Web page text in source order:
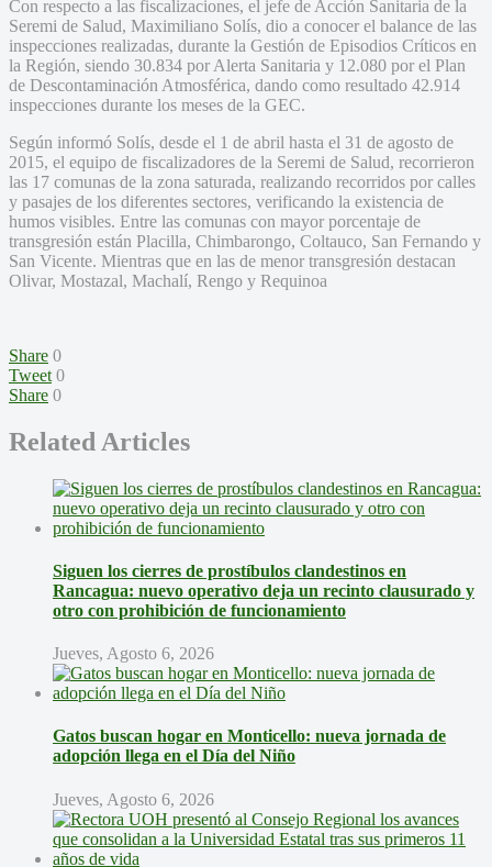
Con respecto a las fiscalizaciones, el jefe de Acción Sanitaria de la
Seremi de Salud, Maximiliano Solís, dio a conocer el balance de las
inspecciones realizadas, durante la Gestión de Episodios Críticos en
la Región, siendo 30.834 por Alerta Sanitaria y 12.080 por el Plan
de Descontaminación Atmosférica, dando como resultado 42.914
inspecciones durante los meses de la GEC.
Según informó Solís, desde el 1 de abril hasta el 31 de agosto de
2015, el equipo de fiscalizadores de la Seremi de Salud, recorrieron
las 17 comunas de la zona saturada, realizando recorridos por calles
y pasajes de los diferentes sectores, verificando la existencia de
humos visibles. Entre las comunas con mayor porcentaje de
transgresión están Placilla, Chimbarongo, Coltauco, San Fernando y
San Vicente. Mientras que en las de menor transgresión destacan
Olivar, Mostazal, Machalí, Rengo y Requinoa
Share 0
Tweet 0
Share 0
Related Articles
Siguen los cierres de prostíbulos clandestinos en
Rancagua: nuevo operativo deja un recinto clausurado y
otro con prohibición de funcionamiento
Jueves, Agosto 6, 2026
Gatos buscan hogar en Monticello: nueva jornada de
adopción llega en el Día del Niño
Jueves, Agosto 6, 2026